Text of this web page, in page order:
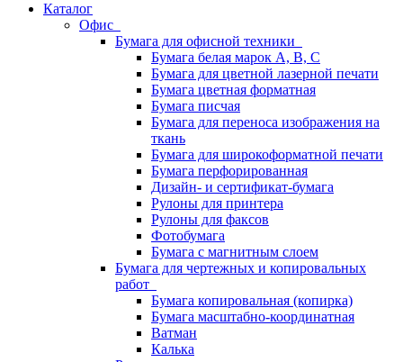
Каталог
Офис
Бумага для офисной техники
Бумага белая марок А, В, С
Бумага для цветной лазерной печати
Бумага цветная форматная
Бумага писчая
Бумага для переноса изображения на
ткань
Бумага для широкоформатной печати
Бумага перфорированная
Дизайн- и сертификат-бумага
Рулоны для принтера
Рулоны для факсов
Фотобумага
Бумага с магнитным слоем
Бумага для чертежных и копировальных
работ
Бумага копировальная (копирка)
Бумага масштабно-координатная
Ватман
Калька